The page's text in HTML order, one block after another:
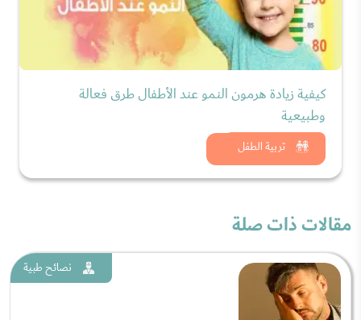
تربية الطفل
كيفية زيادة هرمون النمو عند الأطفال طرق فعالة
وطبيعية
شاهد الان
مقالات ذات صلة
نصائح طبية